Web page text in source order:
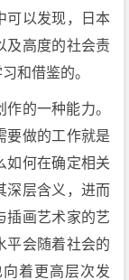
可以发现，日本
及高度的社会责
和借鉴的。
的一种能力。
要做的工作就是
如何在确定相关
深层含义，进而
插画艺术家的艺
平会随着社会的
着更高层次发